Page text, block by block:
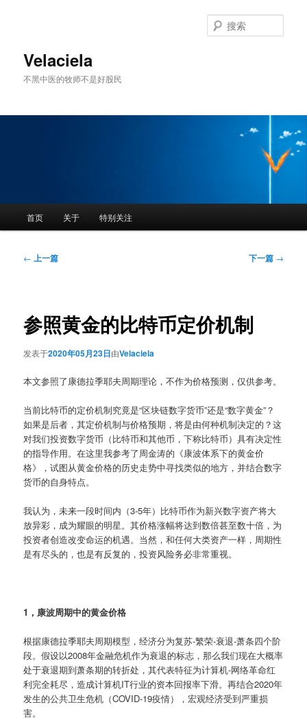
Velaciela
不黑中医的牧师不是好股民
索
首页 关于 特别关注
文
← 上一篇 下一篇 →
参照黄金的比特币定价机制
发表于2020年05月23日由Velaciela
本文参照了康德拉季耶夫周期理论，不作为价格预测，仅供参考。
当前比特币的定价机制究竟是“区块链数字货币”还是“数字黄金”？
如果是后者，其定价机制与价格预期，将是由何种机制决定的？这
对我们投资数字货币（比特币和其他币，下称比特币）具有决定性
的指导作用。在这里我参考了周金涛的《康波体系下的黄金价
格》，试图从黄金价格的历史走势中寻找类似的地方，并结合数字
货币的自身特点。
我认为，未来一段时间内（3-5年）比特币作为新兴数字资产将大
放异彩，成为耀眼的明星。其价格涨幅将达到数倍甚至数十倍，为
投资者创造改变命运的机遇。当然，和任何大类资产一样，周期性
是有尽头的，也是有反复的，投资风险务必非常重视。
1，康波周期中的黄金价格
根据康德拉季耶夫周期模型，经济分为复苏-繁荣-衰退-萧条四个阶
段。假设以2008年金融危机作为衰退的标志，那么我们现在大概率
处于衰退期到萧条期的转折处，其代表特征为计算机-网络革命红
利完全耗尽，造成计算机IT行业的资本回报率下滑。再结合2020年
发生的公共卫生危机（COVID-19疫情），宏观经济受到严重损
害。